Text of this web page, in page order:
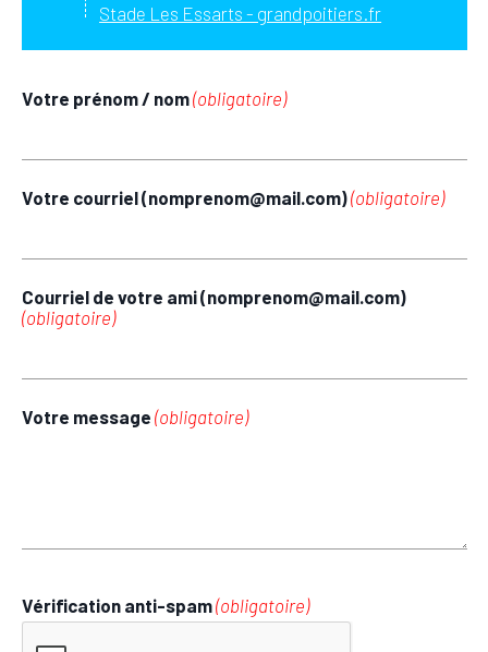
Stade Les Essarts - grandpoitiers.fr
Votre prénom / nom(obligatoire)
Votre courriel (nomprenom@mail.com)(obligatoire)
Courriel de votre ami (nomprenom@mail.com)
(obligatoire)
Votre message (obligatoire)
Vérification anti-spam(obligatoire)